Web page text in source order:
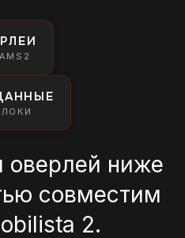
ниже
совместим
2.